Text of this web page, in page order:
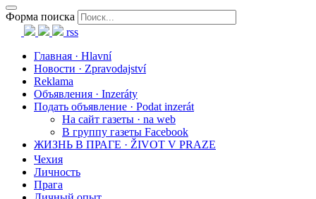
Форма поиска
rss
Главная · Hlavní
Новости · Zpravodajství
Reklama
Объявления · Inzeráty
Подать объявление · Podat inzerát
На сайт газеты · na web
В группу газеты Facebook
ЖИЗНЬ В ПРАГЕ · ŽIVOT V PRAZE
Чехия
Личность
Прага